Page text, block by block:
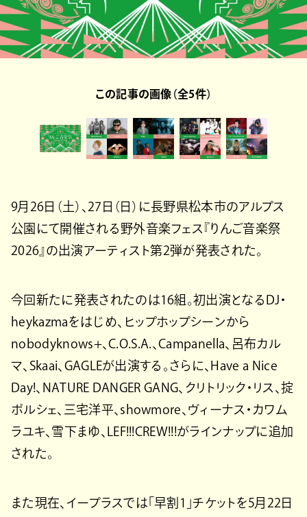
この記事の画像（全5件）
9月26日（土）、27日（日）に長野県松本市のアルプス
公園にて開催される野外音楽フェス『りんご音楽祭
2026』の出演アーティスト第2弾が発表された。
今回新たに発表されたのは16組。初出演となるDJ・
heykazmaをはじめ、ヒップホップシーンから
nobodyknows+、C.O.S.A.、Campanella、呂布カル
マ、Skaai、GAGLEが出演する。さらに、Have a Nice
Day!、NATURE DANGER GANG、クリトリック・リス、掟
ポルシェ、三宅洋平、showmore、ヴィーナス・カワム
ラユキ、雪下まゆ、LEF!!!CREW!!!がラインナップに追加
された。
また現在、イープラスでは「早割1」チケットを5月22日